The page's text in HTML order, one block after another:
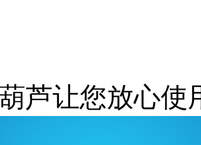
芦让您放心使